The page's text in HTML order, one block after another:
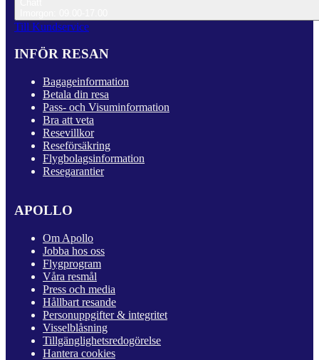
Till Kundservice
INFÖR RESAN
Bagageinformation
Betala din resa
Pass- och Visuminformation
Bra att veta
Resevillkor
Reseförsäkring
Flygbolagsinformation
Resegarantier
APOLLO
Om Apollo
Jobba hos oss
Flygprogram
Våra resmål
Press och media
Hållbart resande
Personuppgifter & integritet
Visselblåsning
Tillgänglighetsredogörelse
Hantera cookies